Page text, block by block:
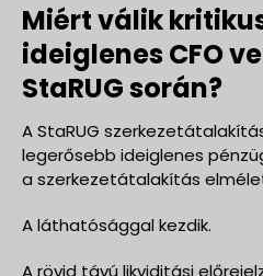
Miért válik
ideiglenes CFO
StaRUG során?
A StaRUG
legerősebb ideiglenes
a szerkezetátalakítás
A láthatósággal kezdik.
A rövid távú likviditási